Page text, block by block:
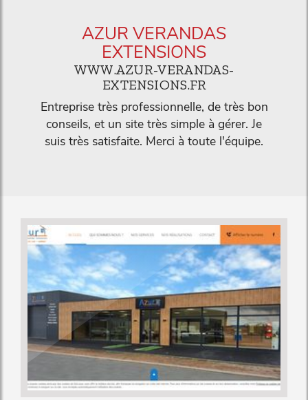
AZUR VERANDAS
EXTENSIONS
WWW.AZUR-VERANDAS-
EXTENSIONS.FR
Entreprise très professionnelle, de très bon
conseils, et un site très simple à gérer. Je
suis très satisfaite. Merci à toute l'équipe.